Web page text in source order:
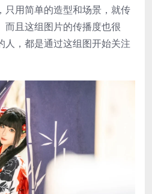
只用简单的造型和场景，就传
而且这组图片的传播度也很
人，都是通过这组图开始关注